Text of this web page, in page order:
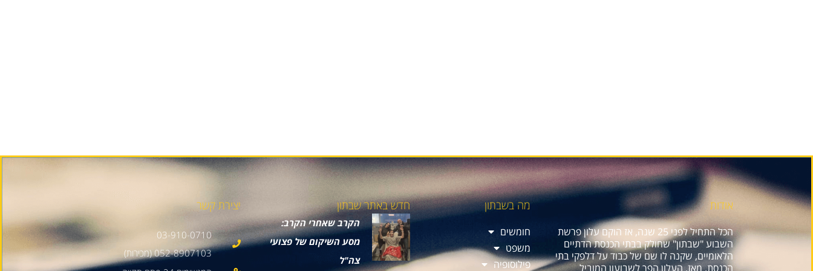
אודות
הכל התחיל לפני 25 שנה, אז הוקם עלון פרשת
השבוע "שבתון" שחולק בבתי הכנסת הדתיים
הלאומיים, שקנה לו שם של כבוד על דלפקי בתי
הכנסת. מאז, העלון הפך לשבועון המוביל
מה בשבתון
חומשים
משפט
פילוסופיה
חדש באתר שבתון
הקרב שאחרי הקרב:
מסע השיקום של פצועי
צה"ל
יצירת קשר
03-910-0710
052-8907103 (מכירות)